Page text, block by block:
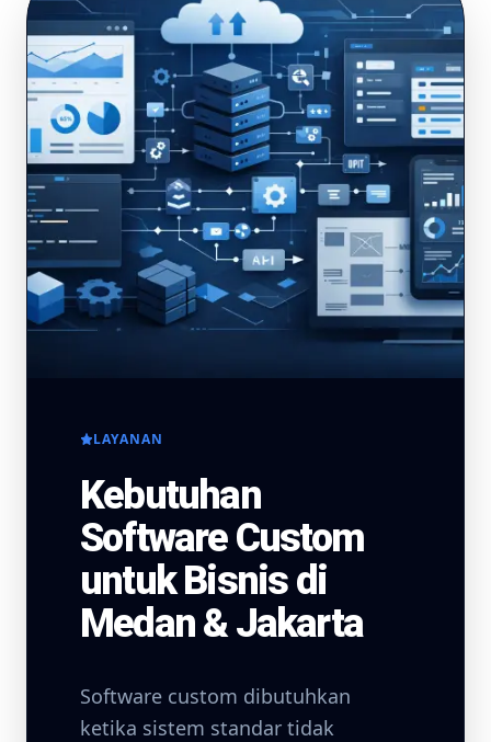
LAYANAN
Kebutuhan
Software Custom
untuk Bisnis di
Medan & Jakarta
Software custom dibutuhkan
ketika sistem standar tidak